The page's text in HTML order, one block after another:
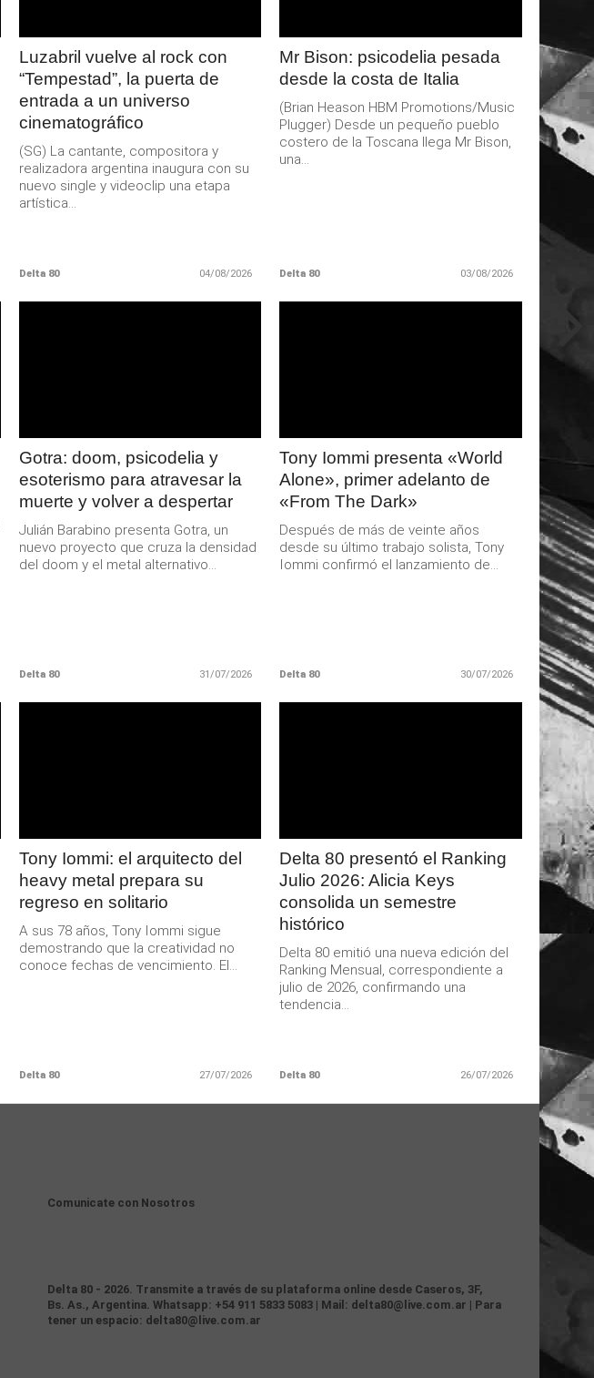
Luzabril vuelve al rock con
“Tempestad”, la puerta de
entrada a un universo
cinematográfico
(SG) La cantante, compositora y
realizadora argentina inaugura con su
nuevo single y videoclip una etapa
artística...
Delta 80 04/08/2026
Mr Bison: psicodelia pesada
desde la costa de Italia
(Brian Heason HBM Promotions/Music
Plugger) Desde un pequeño pueblo
costero de la Toscana llega Mr Bison,
una...
Delta 80 03/08/2026
Gotra: doom, psicodelia y
esoterismo para atravesar la
muerte y volver a despertar
Julián Barabino presenta Gotra, un
nuevo proyecto que cruza la densidad
del doom y el metal alternativo...
Delta 80 31/07/2026
Tony Iommi presenta «World
Alone», primer adelanto de
«From The Dark»
Después de más de veinte años
desde su último trabajo solista, Tony
Iommi confirmó el lanzamiento de...
Delta 80 30/07/2026
Tony Iommi: el arquitecto del
heavy metal prepara su
regreso en solitario
A sus 78 años, Tony Iommi sigue
demostrando que la creatividad no
conoce fechas de vencimiento. El...
Delta 80 27/07/2026
Delta 80 presentó el Ranking
Julio 2026: Alicia Keys
consolida un semestre
histórico
Delta 80 emitió una nueva edición del
Ranking Mensual, correspondiente a
julio de 2026, confirmando una
tendencia...
Delta 80 26/07/2026
Comunicate con Nosotros
Delta 80 - 2026. Transmite a través de su plataforma online desde Caseros, 3F,
Bs. As., Argentina. Whatsapp: +54 911 5833 5083 | Mail: delta80@live.com.ar | Para
tener un espacio: delta80@live.com.ar